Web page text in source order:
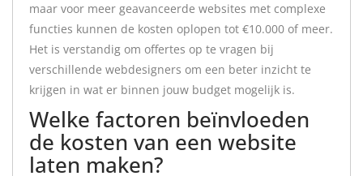
maar voor meer geavanceerde websites met complexe
functies kunnen de kosten oplopen tot €10.000 of meer.
Het is verstandig om offertes op te vragen bij
verschillende webdesigners om een beter inzicht te
krijgen in wat er binnen jouw budget mogelijk is.
Welke factoren beïnvloeden
de kosten van een website
laten maken?